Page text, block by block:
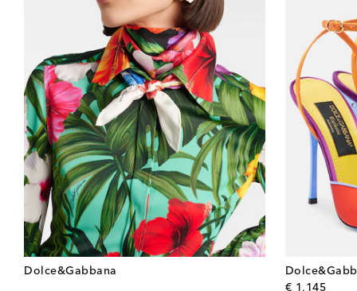
Dolce&Gabbana
€ 1,145